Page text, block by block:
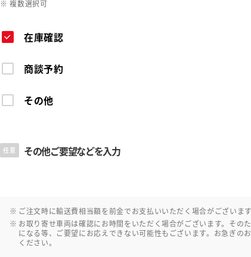
※ 複数選択可
在庫確認
商談予約
その他
任意 その他ご要望などを入力
ご注文時に輸送費相当額を前金でお支払いいただく場合がございま
お取り寄せ車両は確認にお時間をいただく場合がございます。その
になる等、ご要望にお応えできない可能性もございます。お急ぎの
ください。